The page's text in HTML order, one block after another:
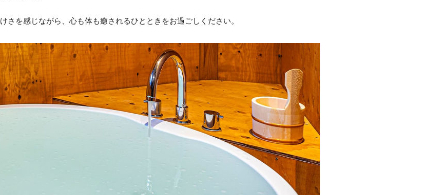
さを感じながら、心も体も癒されるひとときをお過ごしください。